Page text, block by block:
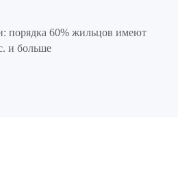
порядка 60% жильцов имеют
и больше